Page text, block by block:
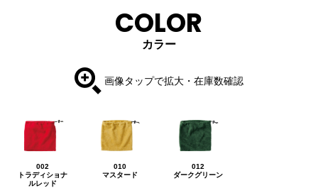
COLOR
カラー
画像タップで拡大・在庫数確認
002
トラディショナ
ルレッド
010
マスタード
012
ダークグリーン